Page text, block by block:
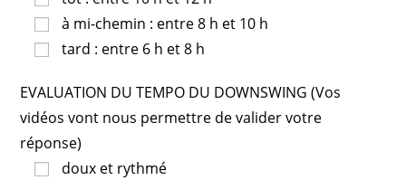
à mi-chemin : entre 8 h et 10 h
tard : entre 6 h et 8 h
EVALUATION DU TEMPO DU DOWNSWING (Vos
vidéos vont nous permettre de valider votre
réponse)
doux et rythmé